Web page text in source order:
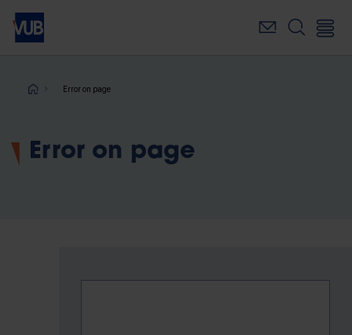
Skip
main
Breadcrumb
Error on page
Error on page